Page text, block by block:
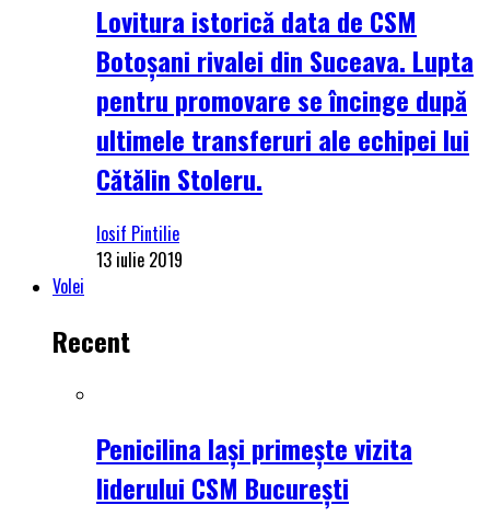
Lovitura istorică data de CSM
Botoșani rivalei din Suceava. Lupta
pentru promovare se încinge după
ultimele transferuri ale echipei lui
Cătălin Stoleru.
Iosif Pintilie
13 iulie 2019
Volei
Recent
Penicilina Iași primește vizita
liderului CSM București